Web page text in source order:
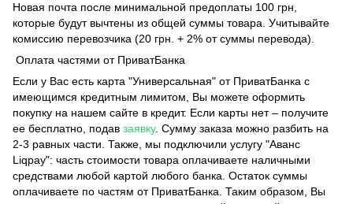
Новая почта после минимальной предоплаты 100 грн,
которые будут вычтены из общей суммы товара. Учитывайте
комиссию перевозчика (20 грн. + 2% от суммы перевода).
Оплата частями от ПриватБанка
Если у Вас есть карта "Универсальная" от ПриватБанка с
имеющимся кредитным лимитом, Вы можете оформить
покупку на нашем сайте в кредит. Если карты нет – получите
ее бесплатно, подав заявку. Сумму заказа можно разбить на
2-3 равных части. Также, мы подключили услугу "Аванс
Liqpay": часть стоимости товара оплачиваете наличными
средствами любой картой любого банка. Остаток суммы
оплачиваете по частям от ПриватБанка. Таким образом, Вы